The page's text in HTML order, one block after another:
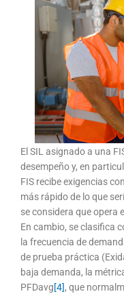
El SIL asignado a una
desempeño y, en
FIS recibe exigencias
más rápido de lo que
se considera que opera
En cambio, se clasifica
la frecuencia de
de prueba práctica
baja demanda, la
PFDavg[4], que